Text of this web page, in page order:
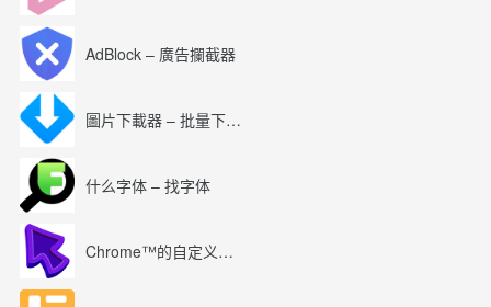
AdBlock – 廣告攔截器
圖片下載器 – 批量下載圖片
什么字体 – 找字体
Chrome™的自定义光标